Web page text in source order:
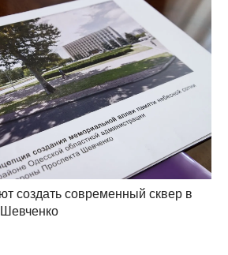
создать современный сквер в